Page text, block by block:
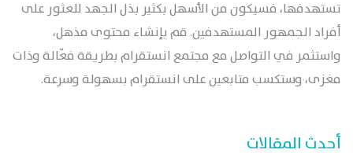
تستهدفها، فسيكون من الأسهل بكثير بذل الجهد للعثور على
أفراد الجمهور المستهدفين. قم بإنشاء محتوى مذهل،
واستثمر في التواصل مع مجتمع انستقرام بطريقة فعّالة وذات
مغزى، وستكسب متابعين على انستقرام بسهولة وسرعة.
أحدث المقالات